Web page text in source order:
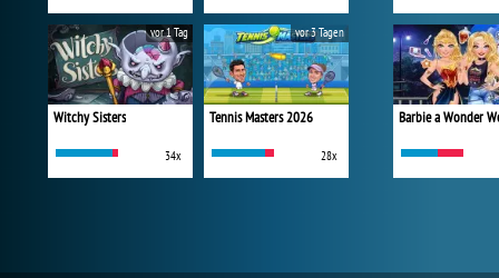
Witchy Sisters
34x
vor 1 Tag
Tennis Masters 2026
28x
vor 3 Tagen